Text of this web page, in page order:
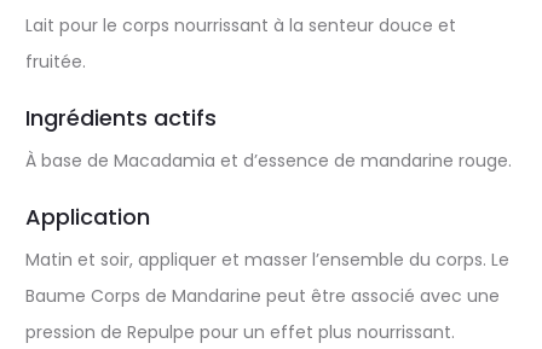
Lait pour le corps nourrissant à la senteur douce et
fruitée.
Ingrédients actifs
À base de Macadamia et d’essence de mandarine rouge.
Application
Matin et soir, appliquer et masser l’ensemble du corps. Le
Baume Corps de Mandarine peut être associé avec une
pression de Repulpe pour un effet plus nourrissant.